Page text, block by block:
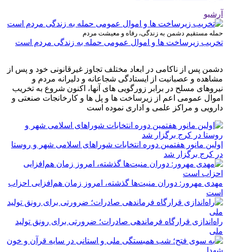
آرشیو
حمله مستقیم دشمن به زندگی، رفاه و معیشت مردم
تخریب زیرساخت ها و اموال عمومی حمله به زندگی مردم است
دشمن پس از ناکامی در ابعاد مختلف تجاوز غیرقانونی خود و پس از
مشاهده و عصبانیت از ایستادگی شجاعانه و دلیرانه مردم و
نیروهای مسلح در برابر زورگویی های آنها، اکنون شروع به تخریب
اموال عمومی اعم از زیرساخت ها و پل ها و کارخانجات صنعتی و
دارویی و مراکز علمی و اداری نموده است
اولین مانور هفتمین دوره انتخابات شوراهای اسلامی شهر و روستا
در کرج برگزار شد
مهدی مهرور: دوران منیت‌ها گذشته، امروز زمان هم‌افزایی احزاب
است
راه‌اندازی قرارگاه فرماندهی صادرات؛ ضرورتی برای رونق تولید
ملی